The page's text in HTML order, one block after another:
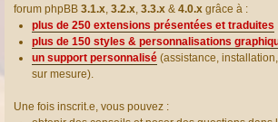
forum phpBB 3.1.x, 3.2.x, 3.3.x & 4.0.x grâce à :
plus de 250 extensions présentées et traduites
plus de 150 styles & personnalisations
un support personnalisé (assistance,
sur mesure).
Une fois inscrit.e, vous pouvez :